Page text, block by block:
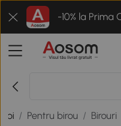
-10% la Prima
/ Pentru birou / Birouri